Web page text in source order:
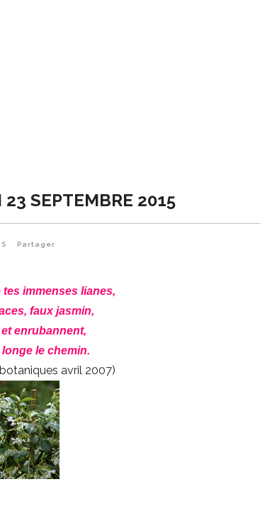
23 SEPTEMBRE 2015
Partager
immenses lianes,
faux jasmin,
et enrubannent,
le chemin.
avril 2007)